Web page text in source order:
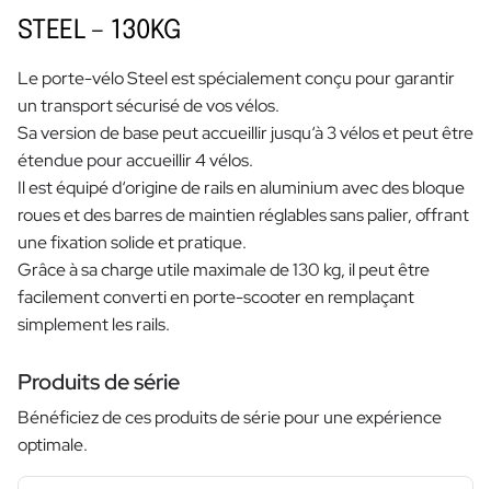
STEEL – 130KG
Le porte-vélo Steel est spécialement conçu pour garantir
un transport sécurisé de vos vélos.
Sa version de base peut accueillir jusqu‘à 3 vélos et peut être
étendue pour accueillir 4 vélos.
Il est équipé d‘origine de rails en aluminium avec des bloque
roues et des barres de maintien réglables sans palier, offrant
une fixation solide et pratique.
Grâce à sa charge utile maximale de 130 kg, il peut être
facilement converti en porte-scooter en remplaçant
simplement les rails.
Produits de série
Bénéficiez de ces produits de série pour une expérience
optimale.